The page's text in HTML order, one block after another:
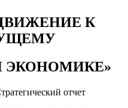
К
ЭКОНОМИКЕ»
отчет